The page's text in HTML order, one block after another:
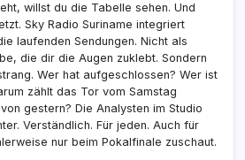
willst du die Tabelle sehen. Und
Sky Radio Suriname integriert
laufenden Sendungen. Nicht als
die dir die Augen zuklebt. Sondern
Wer hat aufgeschlossen? Wer ist
zählt das Tor vom Samstag
gestern? Die Analysten im Studio
Verständlich. Für jeden. Auch für
nur beim Pokalfinale zuschaut.